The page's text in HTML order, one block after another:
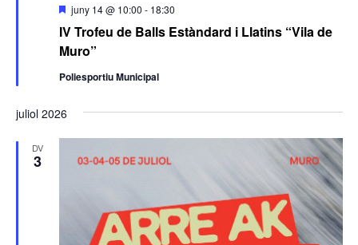
IV Trofeu de Balls Estàndard i Llatins “Vila de
Muro”
Destacats
juny 14 @ 10:00 - 18:30
Poliesportiu Municipal
juliol 2026
DV
3